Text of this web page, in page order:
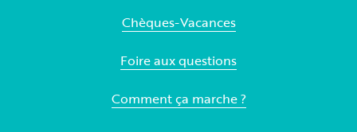
Chèques-Vacances
Foire aux questions
Comment ça marche ?